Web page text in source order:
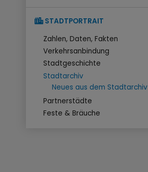
STADTPORTRAIT
Zahlen, Daten, Fakten
Verkehrsanbindung
Stadtgeschichte
Stadtarchiv
Neues aus dem Stadtarchiv
Partnerstädte
Feste & Bräuche